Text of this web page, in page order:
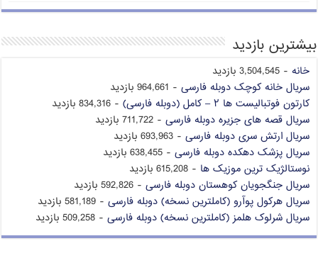
بیشترین بازدید
خانه - 3,504,545 بازدید
سریال خانه کوچک دوبله فارسی - 964,661 بازدید
کارتون فوتبالیست ها ۲ – کامل (دوبله فارسی)
- 834,316 بازدید
سریال قصه های جزیره دوبله فارسی - 711,722 بازدید
سریال ارتش سری دوبله فارسی - 693,963 بازدید
سریال پزشک دهکده دوبله فارسی - 638,455 بازدید
نوستالژیک ترین موزیک ها - 615,208 بازدید
سریال جنگجویان کوهستان دوبله فارسی - 592,826 بازدید
سریال هرکول پوآرو (کاملترین نسخه) دوبله فارسی - 581,189 بازدید
سریال شرلوک هلمز (کاملترین نسخه) دوبله فارسی - 509,258 بازدید